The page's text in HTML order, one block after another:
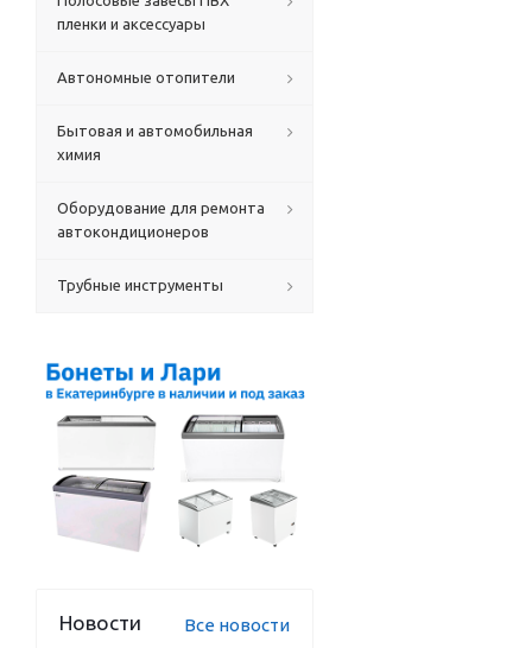
пленки и аксессуары
Автономные отопители
Бытовая и автомобильная
химия
Оборудование для ремонта
автокондиционеров
Трубные инструменты
Новости Все новости